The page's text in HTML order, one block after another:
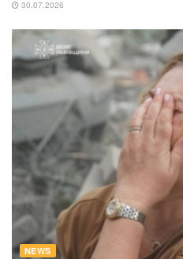
30.07.2026
NEWS